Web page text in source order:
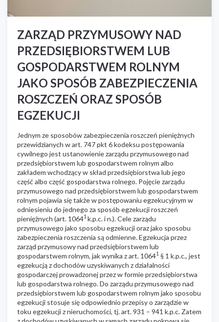
ZARZĄD PRZYMUSOWY NAD
PRZEDSIĘBIORSTWEM LUB
GOSPODARSTWEM ROLNYM
JAKO SPOSÓB ZABEZPIECZENIA
ROSZCZEŃ ORAZ SPOSÓB
EGZEKUCJI
Jednym ze sposobów zabezpieczenia roszczeń pieniężnych
przewidzianych w art. 747 pkt 6 kodeksu postępowania
cywilnego jest ustanowienie zarządu przymusowegonad
przedsiębiorstwem lub gospodarstwem rolnym albo
zakładem wchodzący w skład przedsiębiorstwa lub jego
część albo część gospodarstwa rolnego. Pojęcie zarządu
przymusowego nad przedsiębiorstwem lub gospodarstwem
rolnym pojawia się także w postępowaniu egzekucyjnym w
odniesieniu do jednego za sposób egzekucji roszczeń
pieniężnych (art. 10641 k.p.c. i n.). Cele zarządu
przymusowego jako sposobu egzekucji oraz jako sposobu
zabezpieczenia roszczenia są odmienne. Egzekucja przez
zarząd przymusowy nad przedsiębiorstwem lub
gospodarstwem rolnym, jak wynika z art. 10641 § 1 k.p.c., jest
egzekucją z dochodów uzyskiwanych z działalności
gospodarczej prowadzonej przez w formie przedsiębiorstwa
lub gospodarstwa rolnego. Do zarządu przymusowego nad
przedsiębiorstwem lub gospodarstwem rolnym jako sposobu
egzekucji stosuje się odpowiednio przepisy o zarządzie w
toku egzekucji z nieruchomości, tj. art. 931 – 941 k.p.c. Zatem